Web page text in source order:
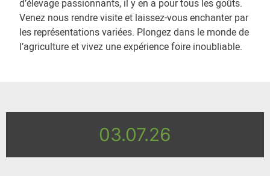
d’élevage passionnants, il y en a pour tous les goûts.
Venez nous rendre visite et laissez-vous enchanter par
les représentations variées. Plongez dans le monde de
l’agriculture et vivez une expérience foire inoubliable.
03.07.26